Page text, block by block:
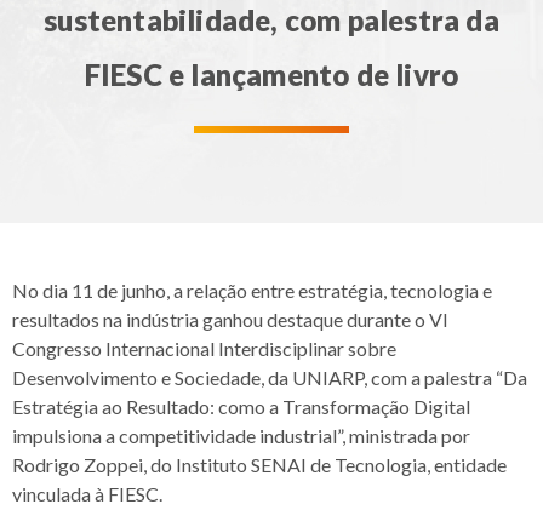
sustentabilidade, com palestra da
FIESC e lançamento de livro
No dia 11 de junho, a relação entre estratégia, tecnologia e
resultados na indústria ganhou destaque durante o VI
Congresso Internacional Interdisciplinar sobre
Desenvolvimento e Sociedade, da UNIARP, com a palestra “Da
Estratégia ao Resultado: como a Transformação Digital
impulsiona a competitividade industrial”, ministrada por
Rodrigo Zoppei, do Instituto SENAI de Tecnologia, entidade
vinculada à FIESC.